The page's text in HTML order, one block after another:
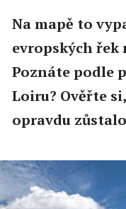
Na mapě to
evropských
Poznáte podle
Loiru? Ověřte
opravdu